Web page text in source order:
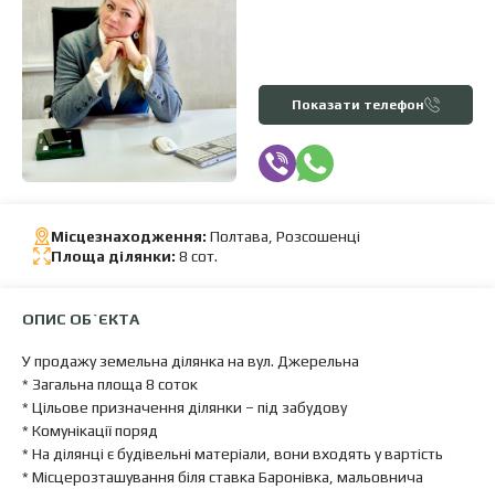
Показати телефон
Місцезнаходження: Полтава, Розсошенці
Площа ділянки: 8 сот.
ОПИС ОБ`ЄКТА
У продажу земельна ділянка на вул. Джерельна
* Загальна площа 8 соток
* Цільове призначення ділянки – під забудову
* Комунікації поряд
* На ділянці є будівельні матеріали, вони входять у вартість
* Місцерозташування біля ставка Баронівка, мальовнича